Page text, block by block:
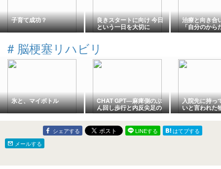
子育て成功？ 良きスタートに向け 今日
という一日を大切に
治療と向き合
「自分のから
大切なポイン
# 脳梗塞リハビリ
氷と、マイボトル CHAT GPT―麻痺側のぶ
ん回し歩行と内反尖足の
鍵を発見?−3−4
入院先に持っ
いと言われ
シェアする LINEする
はてブする
メールする